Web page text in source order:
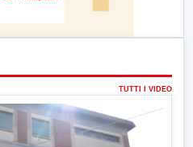
TUTTI I VIDEO